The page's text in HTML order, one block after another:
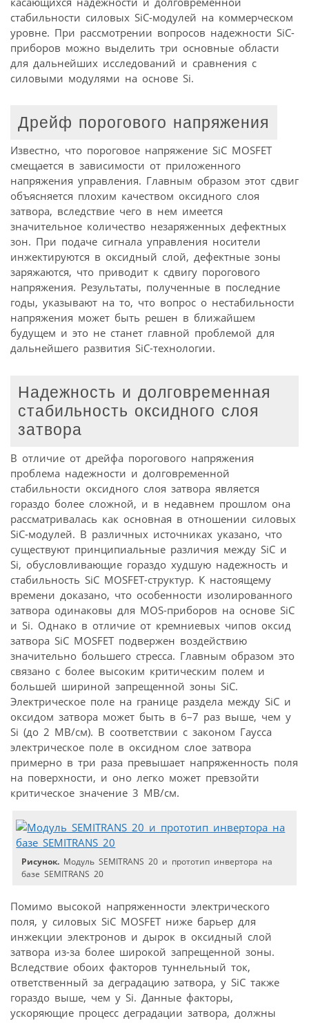
стабильности силовых SiC-модулей на коммерческом
уровне. При рассмотрении вопросов надежности SiC-
приборов можно выделить три основные области
для дальнейших исследований и сравнения с
силовыми модулями на основе Si.
Дрейф порогового напряжения
Известно, что пороговое напряжение SiC MOSFET
смещается в зависимости от приложенного
напряжения управления. Главным образом этот сдвиг
объясняется плохим качеством оксидного слоя
затвора, вследствие чего в нем имеется
значительное количество незаряженных дефектных
зон. При подаче сигнала управления носители
инжектируются в оксидный слой, дефектные зоны
заряжаются, что приводит к сдвигу порогового
напряжения. Результаты, полученные в последние
годы, указывают на то, что вопрос о нестабильности
напряжения может быть решен в ближайшем
будущем и это не станет главной проблемой для
дальнейшего развития SiC-технологии.
Надежность и долговременная
стабильность оксидного слоя
затвора
В отличие от дрейфа порогового напряжения
проблема надежности и долговременной
стабильности оксидного слоя затвора является
гораздо более сложной, и в недавнем прошлом она
рассматривалась как основная в отношении силовых
SiC-модулей. В различных источниках указано, что
существуют принципиальные различия между SiC и
Si, обусловливающие гораздо худшую надежность и
стабильность SiC MOSFET-структур. К настоящему
времени доказано, что особенности изолированного
затвора одинаковы для MOS-приборов на основе SiC
и Si. Однако в отличие от кремниевых чипов оксид
затвора SiC MOSFET подвержен воздействию
значительно большего стресса. Главным образом это
связано с более высоким критическим полем и
большей шириной запрещенной зоны SiC.
Электрическое поле на границе раздела между SiC и
оксидом затвора может быть в 6–7 раз выше, чем у
Si (до 2 МВ/см). В соответствии с законом Гаусса
электрическое поле в оксидном слое затвора
примерно в три раза превышает напряженность поля
на поверхности, и оно легко может превзойти
критическое значение 3 МВ/см.
Рисунок. Модуль SEMITRANS 20 и прототип инвертора на
базе SEMITRANS 20
Помимо высокой напряженности электрического
поля, у силовых SiC MOSFET ниже барьер для
инжекции электронов и дырок в оксидный слой
затвора из-за более широкой запрещенной зоны.
Вследствие обоих факторов туннельный ток,
ответственный за деградацию затвора, у SiC также
гораздо выше, чем у Si. Данные факторы,
ускоряющие процесс деградации затвора, должны